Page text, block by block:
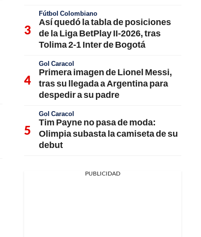
Fútbol Colombiano
Así quedó la tabla de posiciones
de la Liga BetPlay II-2026, tras
Tolima 2-1 Inter de Bogotá
Gol Caracol
Primera imagen de Lionel Messi,
tras su llegada a Argentina para
despedir a su padre
Gol Caracol
Tim Payne no pasa de moda:
Olimpia subasta la camiseta de su
debut
PUBLICIDAD